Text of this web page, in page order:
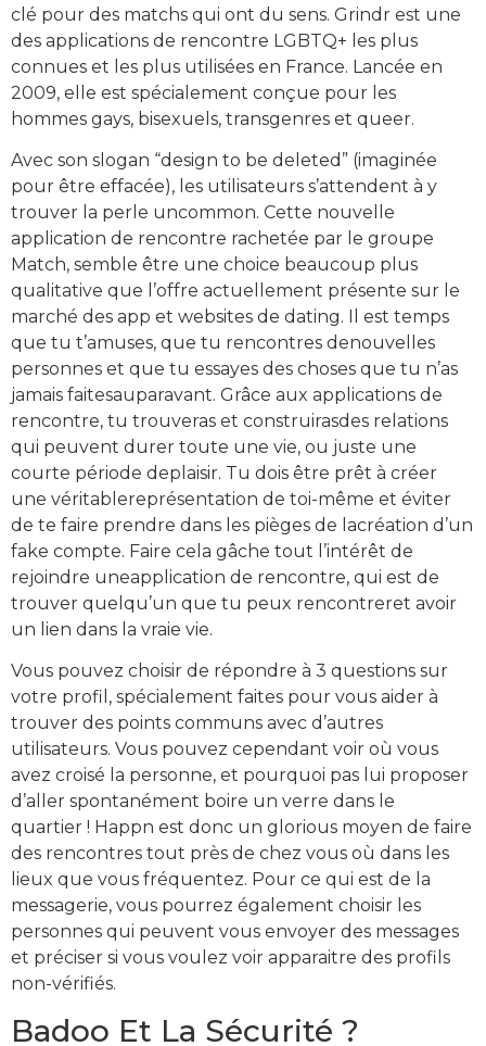
clé pour des matchs qui ont du sens. Grindr est une
des applications de rencontre LGBTQ+ les plus
connues et les plus utilisées en France. Lancée en
2009, elle est spécialement conçue pour les
hommes gays, bisexuels, transgenres et queer.
Avec son slogan “design to be deleted” (imaginée
pour être effacée), les utilisateurs s’attendent à y
trouver la perle uncommon. Cette nouvelle
application de rencontre rachetée par le groupe
Match, semble être une choice beaucoup plus
qualitative que l’offre actuellement présente sur le
marché des app et websites de dating. Il est temps
que tu t’amuses, que tu rencontres denouvelles
personnes et que tu essayes des choses que tu n’as
jamais faitesauparavant. Grâce aux applications de
rencontre, tu trouveras et construirasdes relations
qui peuvent durer toute une vie, ou juste une
courte période deplaisir. Tu dois être prêt à créer
une véritablereprésentation de toi-même et éviter
de te faire prendre dans les pièges de lacréation d’un
fake compte. Faire cela gâche tout l’intérêt de
rejoindre uneapplication de rencontre, qui est de
trouver quelqu’un que tu peux rencontreret avoir
un lien dans la vraie vie.
Vous pouvez choisir de répondre à 3 questions sur
votre profil, spécialement faites pour vous aider à
trouver des points communs avec d’autres
utilisateurs. Vous pouvez cependant voir où vous
avez croisé la personne, et pourquoi pas lui proposer
d’aller spontanément boire un verre dans le
quartier ! Happn est donc un glorious moyen de faire
des rencontres tout près de chez vous où dans les
lieux que vous fréquentez. Pour ce qui est de la
messagerie, vous pourrez également choisir les
personnes qui peuvent vous envoyer des messages
et préciser si vous voulez voir apparaitre des profils
non-vérifiés.
Badoo Et La Sécurité ?